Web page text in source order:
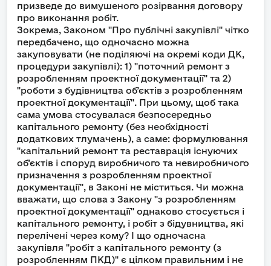
призведе до вимушеного розірвання договору
про виконання робіт.
Зокрема, Законом "Про публічні закупівлі" чітко
передбачено, що одночасно можна
закуповувати (не поділяючі на окремі коди ДК,
процедури закупівлі): 1) "поточний ремонт з
розробленням проектної документації" та 2)
"роботи з будівництва об’єктів з розробленням
проектної документації". При цьому, щоб така
сама умова стосувалася безпосередньо
капітального ремонту (без необхідності
додаткових тлумачень), а саме: формулювання
"капітальний ремонт та реставрація існуючих
об’єктів і споруд виробничого та невиробничого
призначення з розробленням проектної
документації", в Законі не міститься. Чи можна
вважати, що слова з Закону "з розробленням
проектної документації" однаково стосується і
капітального ремонту, і робіт з бідувництва, які
перелічені через кому? І що одночасна
закупівля "робіт з капітального ремонту (з
розробленням ПКД)" є цілком правильним і не